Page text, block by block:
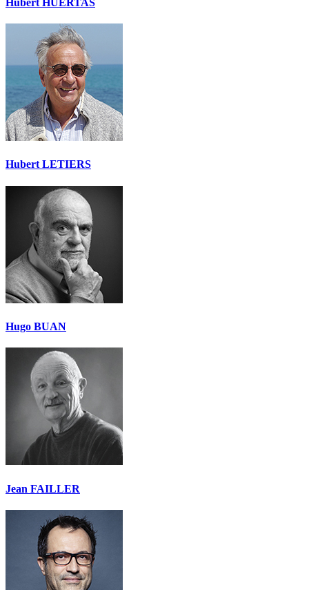
Hubert HUERTAS
Hubert LETIERS
Hugo BUAN
Jean FAILLER